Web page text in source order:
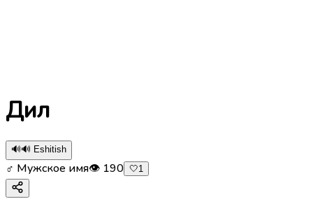
Дил
🔊🔊 Eshitish
♂ Мужское имя👁 190 🤍1